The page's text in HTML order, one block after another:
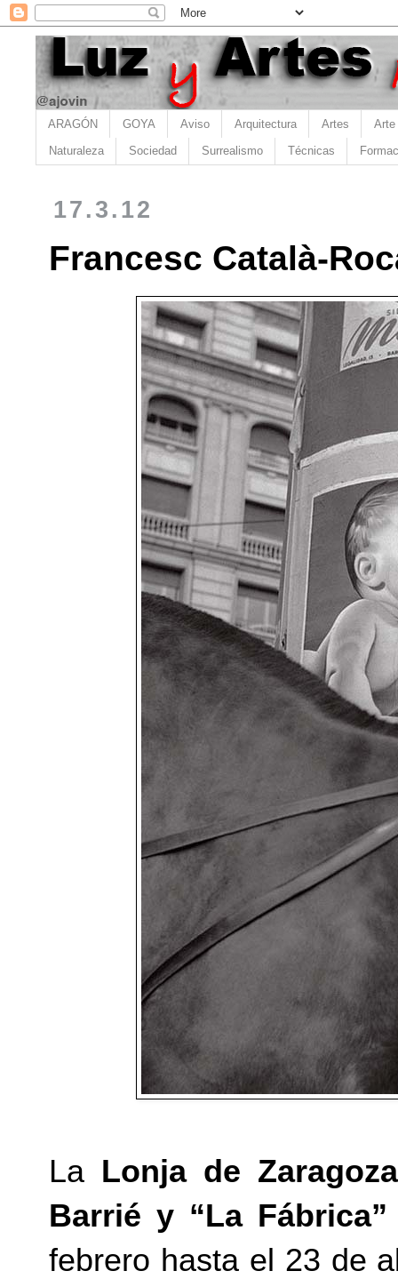
ARAGÓN GOYA Aviso Arquitectura Artes Arte
Naturaleza Sociedad Surrealismo Técnicas
17.3.12
Francesc Català-
La Lonja de Zaragoza
Barrié y “La Fábrica”
febrero hasta el 23 de